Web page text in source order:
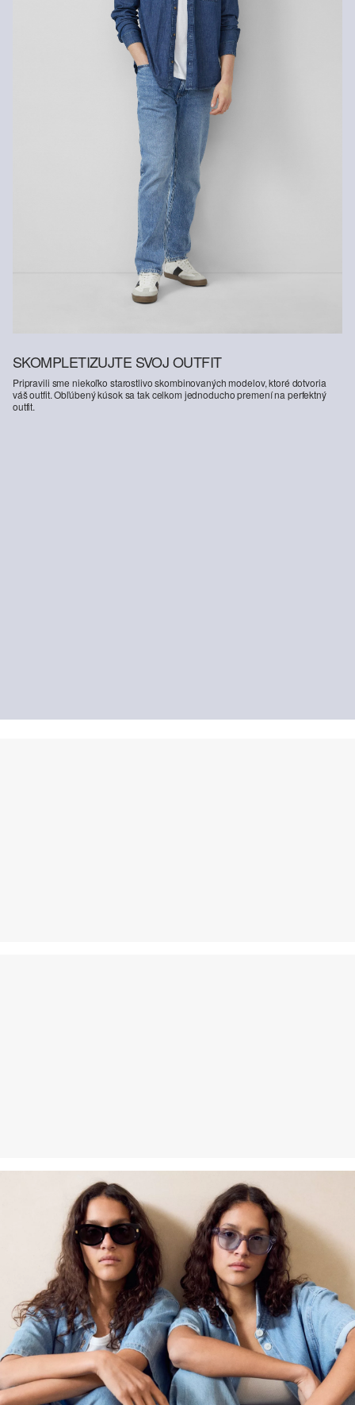
SKOMPLETIZUJTE SVOJ OUTFIT
Pripravili sme niekoľko starostlivo skombinovaných modelov, ktoré dotvoria
váš outfit. Obľúbený kúsok sa tak celkom jednoducho premení na perfektný
outfit.